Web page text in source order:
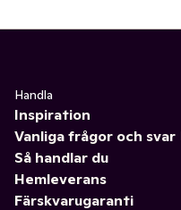
Handla
Inspiration
Vanliga frågor och svar
Så handlar du
Hemleverans
Färskvarugaranti